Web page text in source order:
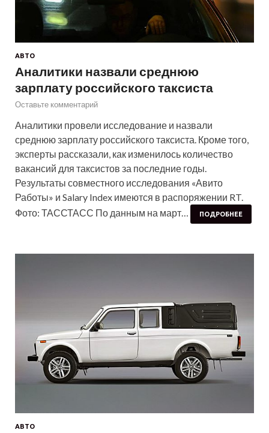
АВТО
Аналитики назвали среднюю
зарплату российского таксиста
Оставьте комментарий
Аналитики провели исследование и назвали
среднюю зарплату российского таксиста. Кроме того,
эксперты рассказали, как изменилось количество
вакансий для таксистов за последние годы.
Результаты совместного исследования «Авито
Работы» и Salary Index имеются в распоряжении RT.
Фото: ТАССТАСС По данным на март…
ПОДРОБНЕЕ
АВТО